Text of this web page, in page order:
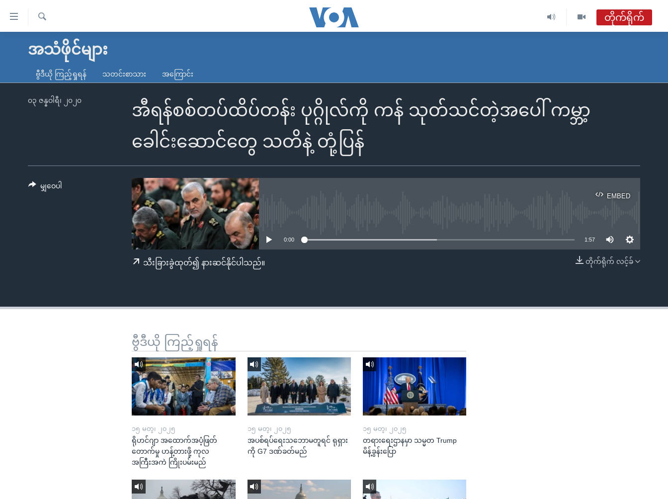
လွယ်ကူ
သည့်
ရန်
မူလစာမျက်နှာ
ကမ္ဘာ့သတင်းများ
နိုင်ငံတကာ
မကြေးမုံရဲ့ အင်္ဂလိပ်စာ
ရေဒီယို
ရေဒီယိုနှင့်ရုပ်သံ အချက်အလက်များ
ရ
တိုက်ရိုက်
အသံဖိုင်များ
ဗွီဒီယို ကြည့်ရှုရန် သတင်းစာသား အကြောင်း
အီရန်စစ်တပ်ထိပ်တန်း ပုဂ္ဂိုလ်ကို ကန် သုတ်သင်တဲ့အပေါ် ကမ္ဘာ့
ခေါင်းဆောင်တွေ သတိနဲ့ တုံ့ပြန်
၀၃ ဇန္နဝါရီ၊ ၂၀၂၀
EMBED
EMBED
0:00 1:57
တိုက်ရိုက် လင့်ခ်
သီးခြားခွဲထုတ်၍ နားဆင်နိုင်ပါသည်။
မျှဝေပါ
ဗွီဒီယို ကြည့်ရှုရန်
၁၅ မတ္၊ ၂၀၂၅
ရိုဟင်ဂျာ အထောက်အပံ့ဖြတ်
တောက်မှု ဟန့်တားဖို့ ကုလ
အကြီးအကဲ ကြိုးပမ်းမည်
၁၅ မတ္၊ ၂၀၂၅
အပစ်ရပ်ရေးသဘောမတူရင် ရုရှား
ကို G7 ဒဏ်ခတ်မည်
၁၅ မတ္၊ ၂၀၂၅
တရားရေးဌာနမှာ သမ္မတ Trump
မိန့်ခွန်းပြော